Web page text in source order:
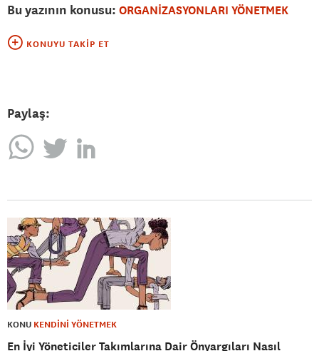
Bu yazının konusu: ORGANİZASYONLARI YÖNETMEK
KONUYU TAKIP ET
Paylaş:
KONU KENDİNİ YÖNETMEK
En İyi Yöneticiler Takımlarına Dair Önyargıları Nasıl